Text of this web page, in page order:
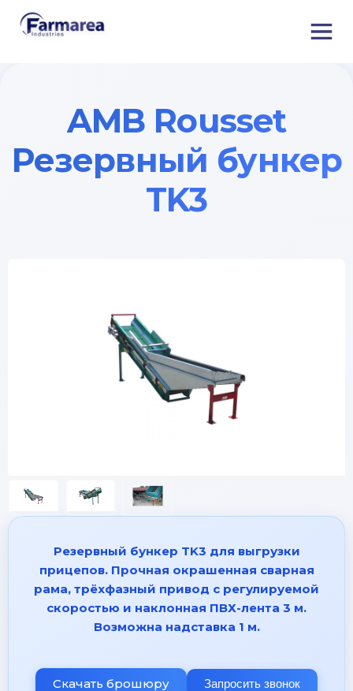
AMB Rousset
Резервный бункер
TK3
Резервный бункер TK3 для выгрузки
прицепов. Прочная окрашенная сварная
рама, трёхфазный привод с регулируемой
скоростью и наклонная ПВХ-лента 3 м.
Возможна надставка 1 м.
Скачать брошюру Запросить звонок